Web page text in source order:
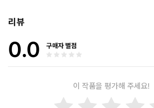
과 그들의 심정에 초점을 맞추고 있기 때문입니
어떻게 바라봐야 하는지를 이야기하고 있습니다.
어린 동생을 데리고 단둘이 피난길을 떠났던
독자들과 비슷한 또래입니다. 그래서 이야기를
느낄 수 있을 것입니다. 이러한 감정 이입을 통
시절을 살았던 어른들의 삶을 받아들이고, 더
리뷰
0.0 구매자 별점
이 작품을 평가해 주세요!